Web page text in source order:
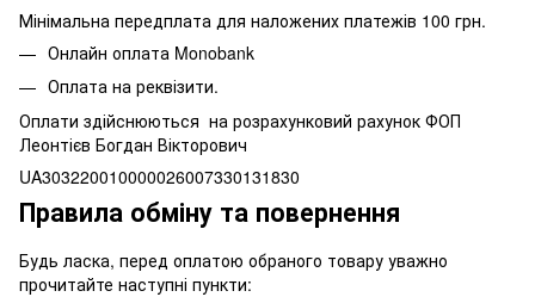
Мінімальна передплата для наложених платежів 100 грн.
Онлайн оплата Monobank
Оплата на реквізити.
Оплати здійснюються на розрахунковий рахунок ФОП
Леонтієв Богдан Вікторович
UA303220010000026007330131830
Правила обміну та повернення
Будь ласка, перед оплатою обраного товару уважно
прочитайте наступні пункти: